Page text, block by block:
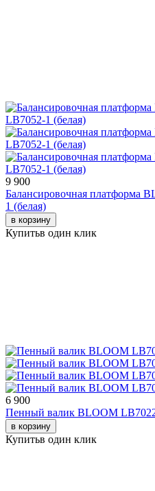
9 900
Балансировочная платформа
1 (белая)
в корзину
Купитьв один клик
6 900
Пенный валик BLOOM
в корзину
Купитьв один клик